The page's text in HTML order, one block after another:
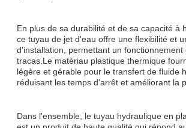
En plus de sa durabilité et de sa capacité à
ce tuyau de jet d'eau offre une flexibilité et
d'installation, permettant un fonctionnement
tracas.Le matériau plastique thermique
légère et gérable pour le transfert de fluide
réduisant les temps d'arrêt et améliorant la
Dans l'ensemble, le tuyau hydraulique en